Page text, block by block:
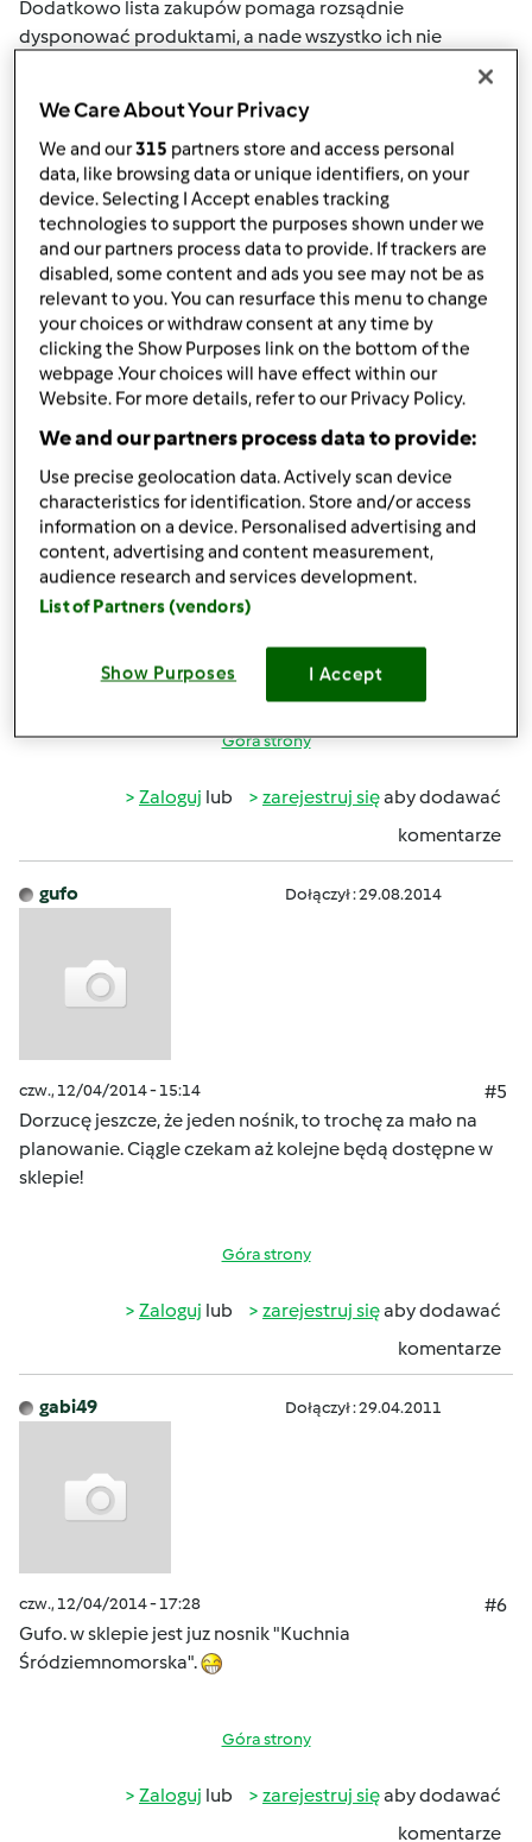
Dodatkowo lista zakupów pomaga rozsądnie
dysponować produktami, a nade wszystko ich nie
Góra strony
Zalogujlub zarejestruj sięaby dodawać
komentarze
gufo Dołączył : 29.08.2014
czw., 12/04/2014 - 15:11
Dostrzegam i doceniam te wszystkie zalety. Pewnie nie
należę jednak do tych planujących i uporządkowanych,
żyjących według harmonogramu. Raczej idę na żywioł i
szukam inspiracji wędrując przez bazar
platformę Thermomix.
Góra strony
Zaloguj lub zarejestruj sięaby dodawać
komentarze
gufo Dołączył : 29.08.2014
czw., 12/04/2014 - 15:14
#5
Dorzucę jeszcze, że jeden nośnik, to trochę za mało na
planowanie. Ciągle czekam aż kolejne będą dostępne w
sklepie!
Góra strony
Zaloguj lub zarejestruj sięaby dodawać
komentarze
gabi49 Dołączył : 29.04.2011
czw., 12/04/2014 - 17:28
#6
Gufo. w sklepie jest juz nosnik "Kuchnia
Śródziemnomorska".
Góra strony
Zaloguj lub zarejestruj sięaby dodawać
komentarze
We Care About Your Privacy
We and our315 partners store and access personal
data, like browsing data or unique identifiers, on your
device. Selecting I Accept enables tracking
technologies to support the purposes shown under we
and our partners process data to provide. If trackers are
disabled, some content and ads you see may not be as
relevant to you. You can resurface this menu to change
your choices or withdraw consent at any time by
clicking the Show Purposes link on the bottom of the
webpage .Your choices will have effect within our
Website. For more details, refer to our Privacy Policy.
We and our partners process data to provide:
Use precise geolocation data. Actively scan device
characteristics for identification. Store and/or access
information on a device. Personalised advertising and
content, advertising and content measurement,
audience research and services development.
List of Partners (vendors)
Show Purposes I Accept